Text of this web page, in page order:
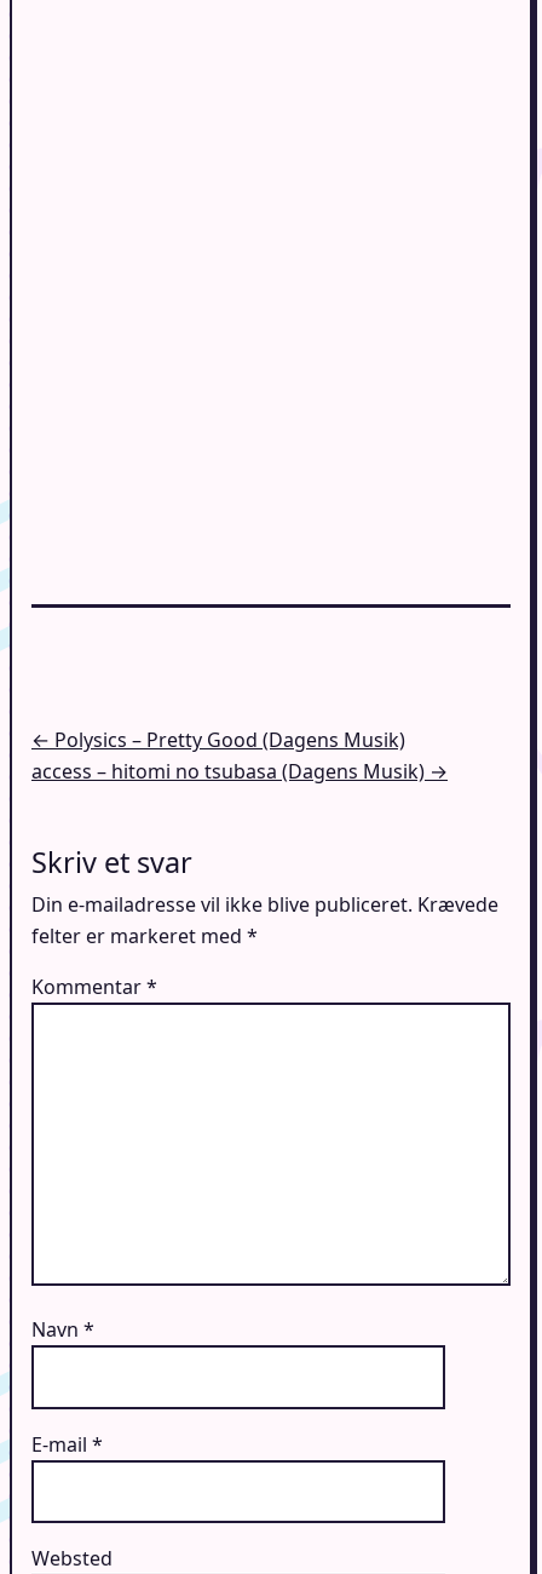
Indlægsnavigation
← Polysics – Pretty Good (Dagens Musik)
access – hitomi no tsubasa (Dagens Musik) →
Skriv et svar
Din e-mailadresse vil ikke blive publiceret. Krævede
felter er markeret med *
Kommentar*
Navn *
E-mail *
Websted